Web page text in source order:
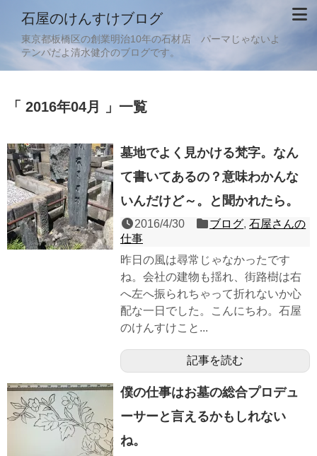
石屋のけんすけブログ
東京都板橋区の創業明治10年の石材店 パーマじゃないよ
テンパだよ清水健介のブログです。
「 2016年04月 」一覧
墓地でよく見かける梵字。なん
て書いてあるの？意味わかんな
いんだけど～。と聞かれたら。
2016/4/30 ブログ,石屋さんの
仕事
昨日の風は尋常じゃなかったです
ね。会社の建物も揺れ、街路樹は右
へ左へ振られちゃって折れないか心
配な一日でした。こんにちわ。石屋
のけんすけこと...
記事を読む
僕の仕事はお墓の総合プロデュ
ーサーと言えるかもしれない
ね。